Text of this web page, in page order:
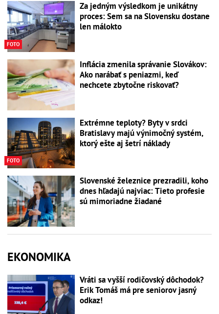
FOTO
Za jedným výsledkom je unikátny
proces: Sem sa na Slovensku dostane
len málokto
Inflácia zmenila správanie Slovákov:
Ako narábať s peniazmi, keď
nechcete zbytočne riskovať?
FOTO
Extrémne teploty? Byty v srdci
Bratislavy majú výnimočný systém,
ktorý ešte aj šetrí náklady
Slovenské železnice prezradili, koho
dnes hľadajú najviac: Tieto profesie
sú mimoriadne žiadané
EKONOMIKA
Vráti sa vyšší rodičovský dôchodok?
Erik Tomáš má pre seniorov jasný
odkaz!